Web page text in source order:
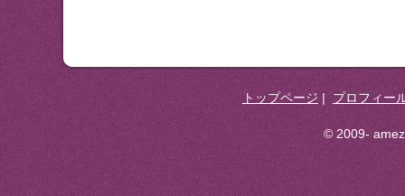
トップページ | プロフィー
© 2009-